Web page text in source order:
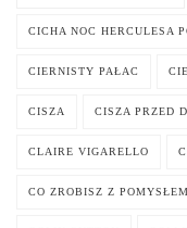
CICHA NOC HERCULESA
CIERNISTY PAŁAC
CISZA CISZA PRZED
CLAIRE VIGARELLO
CO ZROBISZ Z